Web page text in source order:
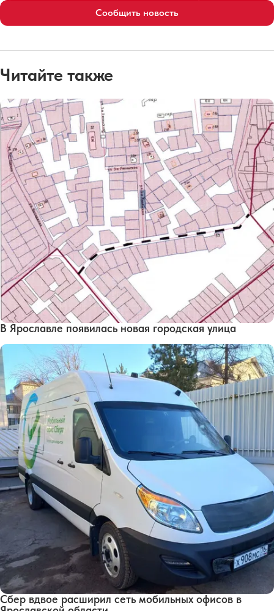
Сообщить новость
Читайте также
В Ярославле появилась новая городская улица
Сбер вдвое расширил сеть мобильных офисов в